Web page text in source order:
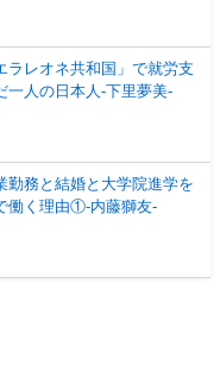
ラレオネ共和国」で就労支
一人の日本人-下里夢美-
勤務と結婚と大学院進学を
働く理由①-内藤獅友-